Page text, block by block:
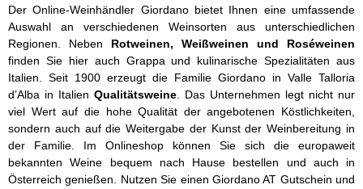
Der Online-Weinhändler Giordano bietet Ihnen eine umfassende
Auswahl an verschiedenen Weinsorten aus unterschiedlichen
Regionen. Neben Rotweinen, Weißweinen und Roséweinen
finden Sie hier auch Grappa und kulinarische Spezialitäten aus
Italien. Seit 1900 erzeugt die Familie Giordano in Valle Talloria
d’Alba in Italien Qualitätsweine . Das Unternehmen legt nicht nur
viel Wert auf die hohe Qualität der angebotenen Köstlichkeiten,
sondern auch auf die Weitergabe der Kunst der Weinbereitung in
der Familie. Im Onlineshop können Sie sich die europaweit
bekannten Weine bequem nach Hause bestellen und auch in
Österreich genießen. Nutzen Sie einen Giordano AT Gutschein und